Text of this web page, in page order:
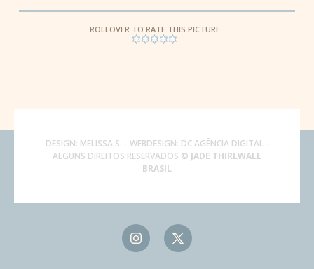
ROLLOVER TO RATE THIS PICTURE
DESIGN: MELISSA S. - WEBDESIGN: DC AGÊNCIA DIGITAL-
ALGUNS DIREITOS RESERVADOS © JADE THIRLWALL
BRASIL